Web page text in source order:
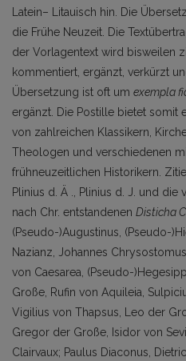
Latein– Litauisch hin. Die
die Frühe Neuzeit. Die
der Vorlagentext wird bisweilen
kommentiert, ergänzt, verkürzt
Übersetzung ist oft um exempla
ergänzt. Die Postille bietet somit
von zahlreichen Klassikern,
Theologen und verschiedenen
frühneuzeitlichen Historikern.
Plinius d. Ä ., Plinius d. J. und
nach Chr. entstandenen Disticha
(Pseudo-)Augustinus, (Pseudo-
Nazianz, Johannes
von Caesarea, (Pseudo-
Große, Rufin von Aquileia,
Vigilius von Thapsus, Leo der
Gregor der Große, Isidor von
Clairvaux; Paulus Diaconus,